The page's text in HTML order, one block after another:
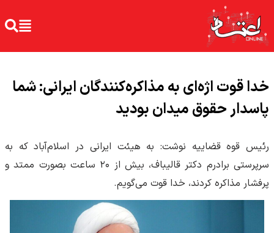
خدا قوت‌ اژه‌ای به مذاکره‌کنندگان ایرانی: شما
پاسدار حقوق میدان بودید
رئیس قوه قضاییه نوشت: به هیئت ایرانی در اسلام‌آباد که به
سرپرستی برادرم دکتر قالیباف، بیش از ۲۰ ساعت بصورت ممتد و
پرفشار مذاکره کردند، خدا قوت می‌گویم.